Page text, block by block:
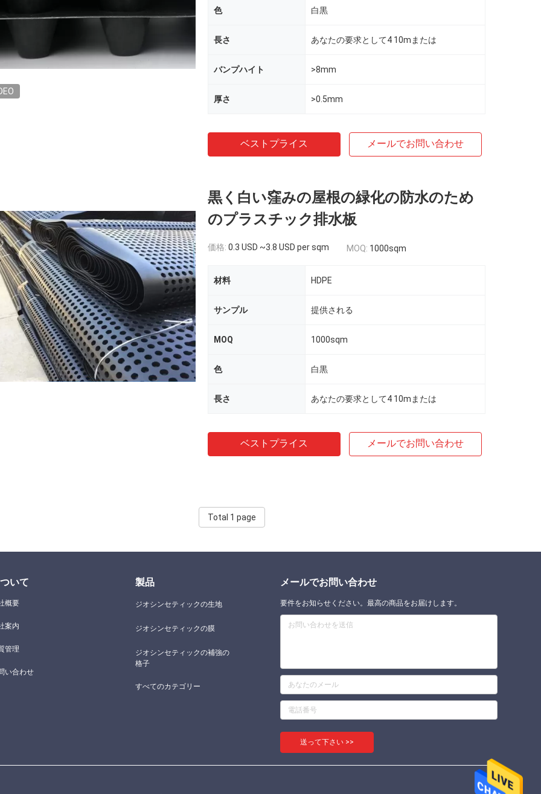
色 白黒
長さ あなたの要求として4 10mまたは
バンプハイト >8mm
厚さ >0.5mm
ベストプライス メールでお問い合わせ
黒く白い窪みの屋根の緑化の防水のため
のプラスチック排水板
価格: 0.3 USD ~3.8 USD per sqm MOQ: 1000sqm
材料 HDPE
サンプル 提供される
MOQ 1000sqm
色 白黒
長さ あなたの要求として4 10mまたは
ベストプライス メールでお問い合わせ
Total 1 page
いて
概要
案内
管理
い合わせ
製品
ジオシンセティックの生地
ジオシンセティックの膜
ジオシンセティックの補強の
格子
すべてのカテゴリー
メールでお問い合わせ
要件をお知らせください。最高の商品をお届けします。
送って下さい >>